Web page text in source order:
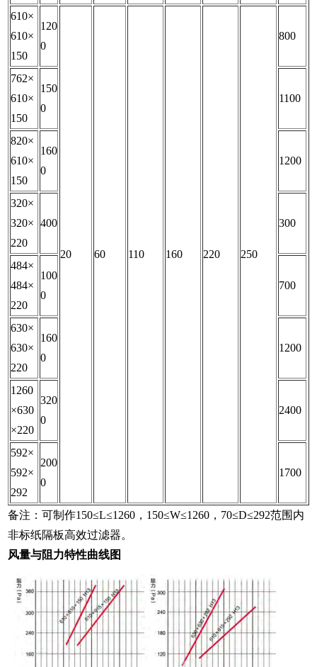
610×
610×
150
120
0
20 60 110 160 220 250
800
762×
610×
150
150
0
1100
820×
610×
150
160
0
1200
320×
320×
220
400 300
484×
484×
220
100
0
700
630×
630×
220
160
0
1200
1260
×630
×220
320
0
2400
592×
592×
292
200
0
1700
备注：可制作150≤L≤1260，150≤W≤1260，70≤D≤292范围内
非标纸隔板高效过滤器。
风量与阻力特性曲线图